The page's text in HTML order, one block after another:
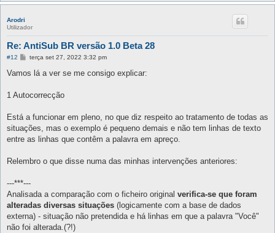
Arodri
Utilizador
Re: AntiSub BR versão 1.0 Beta 28
#12
M
n
g
terça set 27, 2022 3:32 pm
Vamos lá a ver se me consigo explicar:
1 Autocorrecção
Está a funcionar em pleno, no que diz respeito ao tratamento de todas as
situações, mas o exemplo é pequeno demais e não tem linhas de texto
entre as linhas que contêm a palavra em apreço.
Relembro o que disse numa das minhas intervenções anteriores:
---***---
Analisada a comparação com o ficheiro original verifica-se que foram
alteradas diversas situações (logicamente com a base de dados
externa) - situação não pretendida e há linhas em que a palavra "Você"
não foi alterada.(?!)